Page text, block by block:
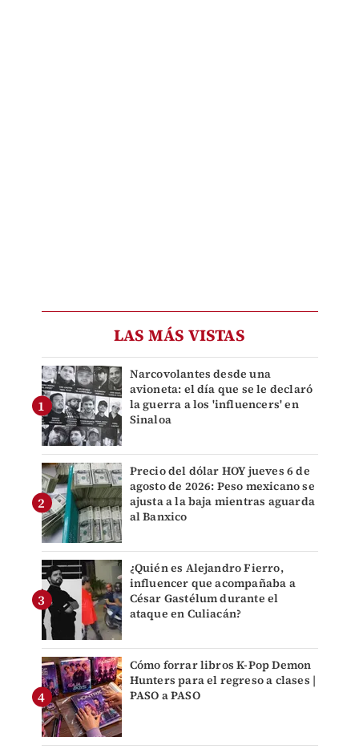
LAS MÁS VISTAS
Narcovolantes desde una
avioneta: el día que se le declaró
la guerra a los 'influencers' en
Sinaloa
Precio del dólar HOY jueves 6 de
agosto de 2026: Peso mexicano se
ajusta a la baja mientras aguarda
al Banxico
¿Quién es Alejandro Fierro,
influencer que acompañaba a
César Gastélum durante el
ataque en Culiacán?
Cómo forrar libros K-Pop Demon
Hunters para el regreso a clases |
PASO a PASO